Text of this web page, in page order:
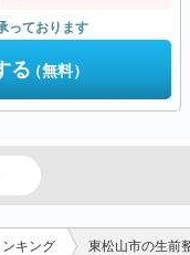
っております
る（無料）
キング 東松山市の生前